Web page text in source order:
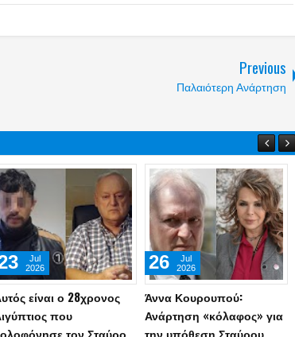
Previous
Παλαιότερη Ανάρτηση
είναι ο 28χρονος
που
τον Σταύρο
Jul
2026
Άννα Κουρουπού:
Ανάρτηση «κόλαφος» για
την υπόθεση Σταύρου
26
Jul
2026